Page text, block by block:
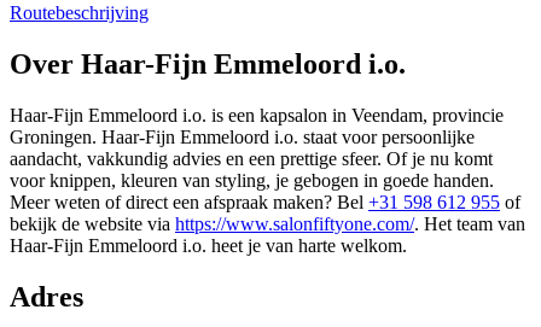
Routebeschrijving
+
Over Haar-Fijn Emmeloord i.o.
Haar-Fijn Emmeloord i.o. is een kapsalon in Veendam, provincie
Groningen. Haar-Fijn Emmeloord i.o. staat voor persoonlijke
aandacht, vakkundig advies en een prettige sfeer. Of je nu komt
voor knippen, kleuren van styling, je gebogen in goede handen.
Meer weten of direct een afspraak maken? Bel +31 598 612 955 of
bekijk de website via https://www.salonfiftyone.com/. Het team van
Haar-Fijn Emmeloord i.o. heet je van harte welkom.
Adres